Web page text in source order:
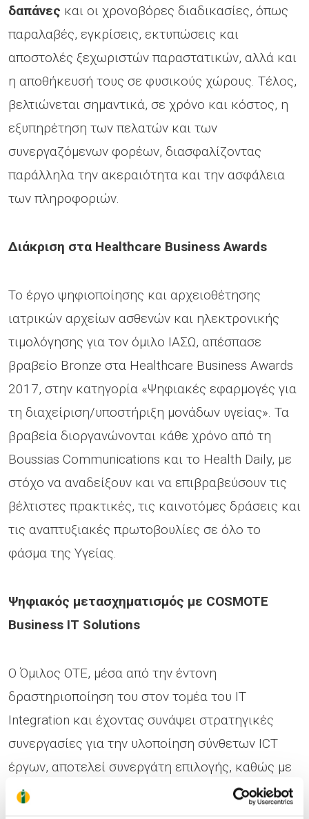
δαπάνες και οι χρονοβόρες διαδικασίες, όπως
παραλαβές, εγκρίσεις, εκτυπώσεις και
αποστολές ξεχωριστών παραστατικών, αλλά και
η αποθήκευσή τους σε φυσικούς χώρους. Τέλος,
βελτιώνεται σημαντικά, σε χρόνο και κόστος, η
εξυπηρέτηση των πελατών και των
συνεργαζόμενων φορέων, διασφαλίζοντας
παράλληλα την ακεραιότητα και την ασφάλεια
των πληροφοριών.
Διάκριση στα Healthcare Business Awards
Το έργο ψηφιοποίησης και αρχειοθέτησης
ιατρικών αρχείων ασθενών και ηλεκτρονικής
τιμολόγησης για τον όμιλο ΙΑΣΩ, απέσπασε
βραβείο Bronze στα Healthcare Business Awards
2017, στην κατηγορία «Ψηφιακές εφαρμογές για
τη διαχείριση/υποστήριξη μονάδων υγείας». Τα
βραβεία διοργανώνονται κάθε χρόνο από τη
Boussias Communications και το Health Daily, με
στόχο να αναδείξουν και να επιβραβεύσουν τις
βέλτιστες πρακτικές, τις καινοτόμες δράσεις και
τις αναπτυξιακές πρωτοβουλίες σε όλο το
φάσμα της Υγείας.
Ψηφιακός μετασχηματισμός με COSMOTE
Business IT Solutions
O Όμιλος OTE, μέσα από την έντονη
δραστηριοποίηση του στον τομέα του IT
Integration και έχοντας συνάψει στρατηγικές
συνεργασίες για την υλοποίηση σύνθετων ICT
έργων, αποτελεί συνεργάτη επιλογής, καθώς με
τις προηγμένες υπηρεσίες COSMOTE Business IT
Solutions εξυπηρετεί τις εξειδικευμένες ανάγκες